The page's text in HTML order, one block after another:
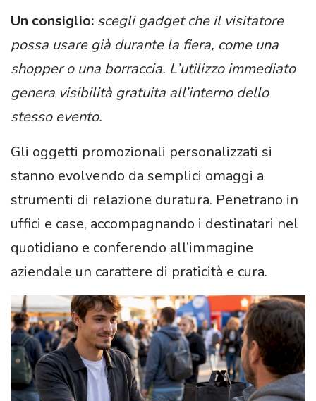
Un consiglio: scegli gadget che il visitatore
possa usare già durante la fiera, come una
shopper o una borraccia. L’utilizzo immediato
genera visibilità gratuita all’interno dello
stesso evento.
Gli oggetti promozionali personalizzati si
stanno evolvendo da semplici omaggi a
strumenti di relazione duratura. Penetrano in
uffici e case, accompagnando i destinatari nel
quotidiano e conferendo all’immagine
aziendale un carattere di praticità e cura.